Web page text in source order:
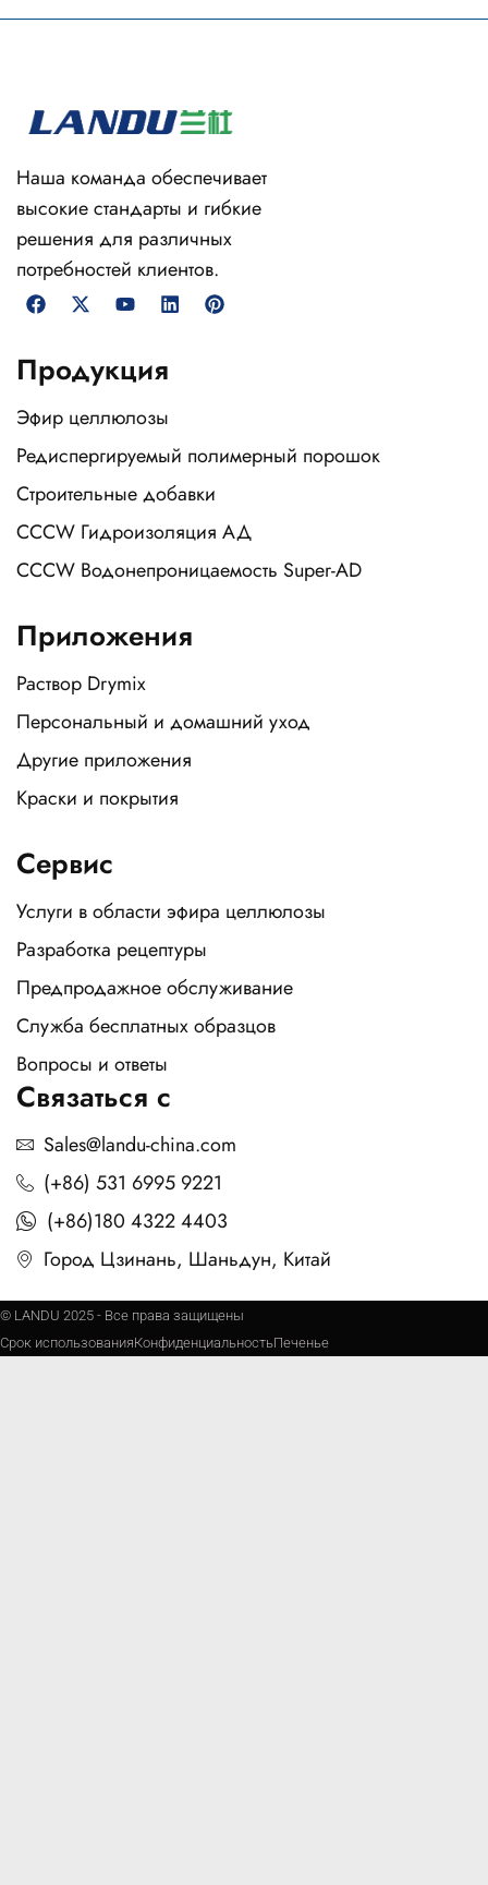
Наша команда обеспечивает
высокие стандарты и гибкие
решения для различных
потребностей клиентов.
Продукция
Эфир целлюлозы
Редиспергируемый полимерный порошок
Строительные добавки
CCCW Гидроизоляция АД
CCCW Водонепроницаемость Super-AD
Приложения
Раствор Drymix
Персональный и домашний уход
Другие приложения
Краски и покрытия
Сервис
Услуги в области эфира целлюлозы
Разработка рецептуры
Предпродажное обслуживание
Служба бесплатных образцов
Вопросы и ответы
Связаться с
Sales@landu-china.com
(+86) 531 6995 9221
(+86)180 4322 4403
Город Цзинань, Шаньдун, Китай
© LANDU 2025 - Все права защищены
Срок использованияКонфиденциальностьПеченье